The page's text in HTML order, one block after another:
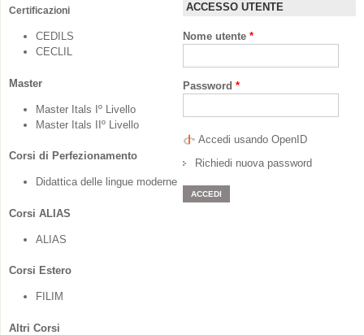
Certificazioni
CEDILS
CECLIL
Master
Master Itals Iº Livello
Master Itals IIº Livello
Corsi di Perfezionamento
Didattica delle lingue moderne
Corsi ALIAS
ALIAS
Corsi Estero
FILIM
Altri Corsi
ACCESSO UTENTE
Nome utente *
Password *
Accedi usando OpenID
Richiedi nuova password